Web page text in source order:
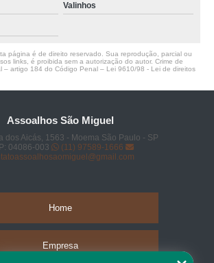
Valinhos
página é de direito reservado. Sua reprodução, parcial ou
links, é proibida sem a autorização do autor. Crime de
– artigo 184 do Código Penal – Lei 9610/98 - Lei de direitos
Assoalhos São Miguel
dos Aicás, 1563 - Moema São Paulo - SP
04086-003
(11) 97589-1666
Home
Empresa